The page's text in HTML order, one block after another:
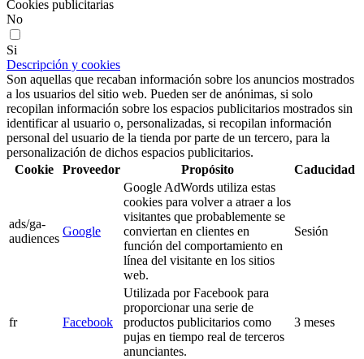
Cookies publicitarias
No
Si
Descripción y cookies
Son aquellas que recaban información sobre los anuncios mostrados
a los usuarios del sitio web. Pueden ser de anónimas, si solo
recopilan información sobre los espacios publicitarios mostrados sin
identificar al usuario o, personalizadas, si recopilan información
personal del usuario de la tienda por parte de un tercero, para la
personalización de dichos espacios publicitarios.
Cookie
Proveedor Propósito Caducidad
ads/ga-
audiences
Google
Google AdWords utiliza estas
cookies para volver a atraer a los
visitantes que probablemente se
conviertan en clientes en
función del comportamiento en
línea del visitante en los sitios
web.
Sesión
fr Facebook
Utilizada por Facebook para
proporcionar una serie de
productos publicitarios como
pujas en tiempo real de terceros
anunciantes.
3 meses